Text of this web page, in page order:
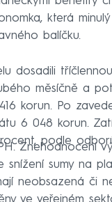
která
balíčku.
dosadili
měsíčně a
korun. Po
6 048 korun.
podle
Znehodnocení
snížení sumy na
neobsazená či
ve veřejném